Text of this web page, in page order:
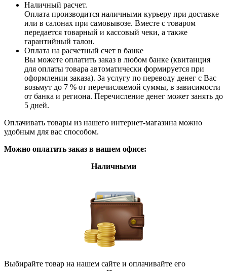
Наличный расчет.
Оплата производится наличными курьеру при доставке
или в салонах при самовывозе. Вместе с товаром
передается товарный и кассовый чеки, а также
гарантийный талон.
Оплата на расчетный счет в банке
Вы можете оплатить заказ в любом банке (квитанция
для оплаты товара автоматически формируется при
оформлении заказа). За услугу по переводу денег с Вас
возьмут до 7 % от перечисляемой суммы, в зависимости
от банка и региона. Перечисление денег может занять до
5 дней.
Оплачивать товары из нашего интернет-магазина можно
удобным для вас способом.
Можно оплатить заказ в нашем офисе:
Наличными
Выбирайте товар на нашем сайте и оплачивайте его